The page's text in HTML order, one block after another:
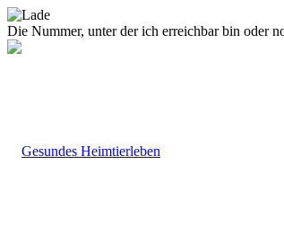
Die Nummer, unter der ich erreichbar bin oder